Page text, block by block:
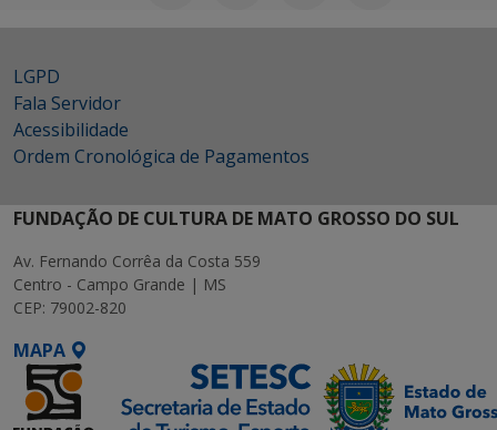
LGPD
Fala Servidor
Acessibilidade
Ordem Cronológica de Pagamentos
FUNDAÇÃO DE CULTURA DE MATO GROSSO DO SUL
Av. Fernando Corrêa da Costa 559
Centro - Campo Grande | MS
CEP: 79002-820
MAPA